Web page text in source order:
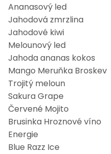
Ananasový led
Jahodová zmrzlina
Jahodové kiwi
Melounový led
Jahoda ananas kokos
Mango Meruňka Broskev
Trojitý meloun
Sakura Grape
Červené Mojito
Brusinka Hroznové víno
Energie
Blue Razz Ice